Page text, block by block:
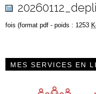
fois (format pdf - poids : 1253
MES SERVICES EN